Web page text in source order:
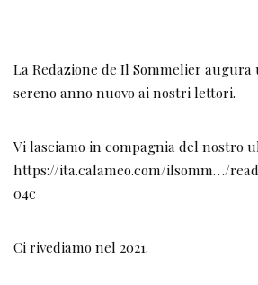
La Redazione de Il Sommelier
sereno anno nuovo ai nostri lettori.
Vi lasciamo in compagnia del nostro
https://ita.calameo.com/ilsomm…/read/
04c
Ci rivediamo nel 2021.